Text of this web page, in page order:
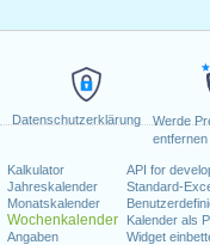
Datenschutzerklärung
Werde
Kalkulator
Jahreskalender
Monatskalender
Wochenkalender
Angaben
API for
Standard-
Kalender als
Widget